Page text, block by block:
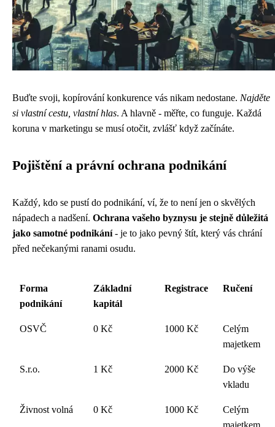
Buďte svoji, kopírování konkurence vás nikam nedostane. Najděte
si vlastní cestu, vlastní hlas. A hlavně - měřte, co funguje. Každá
koruna v marketingu se musí otočit, zvlášť když začínáte.
Pojištění a právní ochrana podnikání
Každý, kdo se pustí do podnikání, ví, že to není jen o skvělých
nápadech a nadšení. Ochrana vašeho byznysu je stejně důležitá
jako samotné podnikání- je to jako pevný štít, který vás chrání
před nečekanými ranami osudu.
Forma
podnikání
Základní
kapitál
Registrace Ručení
OSVČ 0 Kč 1000 Kč
Celým
majetkem
S.r.o. 1 Kč 2000 Kč
Do výše
vkladu
Živnost volná 0 Kč 1000 Kč
Celým
majetkem